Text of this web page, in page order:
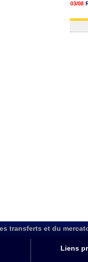
03/08
31/07
transferts et du
Liens